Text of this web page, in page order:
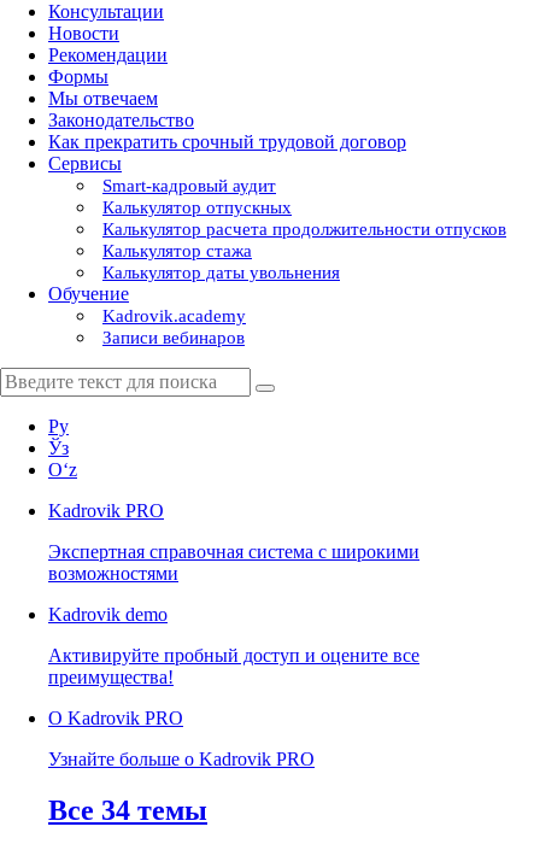
Консультации
Новости
Рекомендации
Формы
Мы отвечаем
Законодательство
Как прекратить срочный трудовой договор
Сервисы
Smart-кадровый аудит
Калькулятор отпускных
Калькулятор расчета продолжительности отпусков
Калькулятор стажа
Калькулятор даты увольнения
Обучение
Kadrovik.academy
Записи вебинаров
Ру
Ўз
Oʻz
Kadrovik PRO
Экспертная справочная система с широкими
возможностями
Kadrovik demo
Активируйте пробный доступ и оцените все
преимущества!
О Kadrovik PRO
Узнайте больше о Kadrovik PRO
Все 34 темы